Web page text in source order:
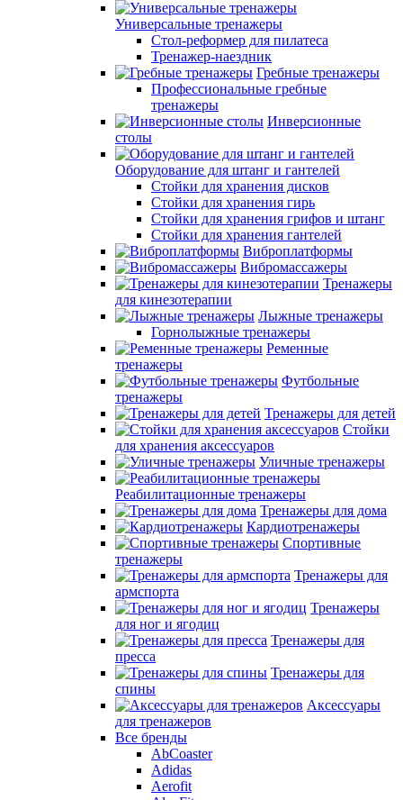
Универсальные тренажеры
Стол-реформер для пилатеса
Тренажер-наездник
Гребные тренажеры
Профессиональные гребные
тренажеры
Инверсионные
столы
Оборудование для штанг и гантелей
Стойки для хранения дисков
Стойки для хранения гирь
Стойки для хранения грифов и штанг
Стойки для хранения гантелей
Виброплатформы
Вибромассажеры
Тренажеры
для кинезотерапии
Лыжные тренажеры
Горнолыжные тренажеры
Ременные
тренажеры
Футбольные
тренажеры
Тренажеры для детей
Стойки
для хранения аксессуаров
Уличные тренажеры
Реабилитационные тренажеры
Тренажеры для дома
Кардиотренажеры
Спортивные
тренажеры
Тренажеры для
армспорта
Тренажеры
для ног и ягодиц
Тренажеры для
пресса
Тренажеры для
спины
Аксессуары
для тренажеров
Все бренды
AbCoaster
Adidas
Aerofit